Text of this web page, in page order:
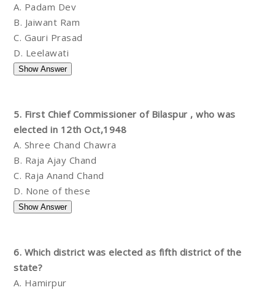
A. Padam Dev
B. Jaiwant Ram
C. Gauri Prasad
D. Leelawati
5. First Chief Commissioner of Bilaspur , who was
elected in 12th Oct,1948
A. Shree Chand Chawra
B. Raja Ajay Chand
C. Raja Anand Chand
D. None of these
6. Which district was elected as fifth district of the
state?
A. Hamirpur